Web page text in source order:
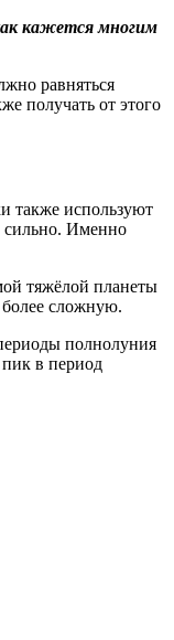
кажется многим
равняться
получать от этого
также используют
сильно. Именно
тяжёлой планеты
более сложную.
полнолуния
в период